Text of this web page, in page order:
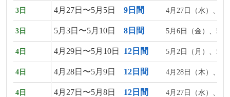
3日 4月27日〜5月5日 9日間 4月27日（水）、4
3日 5月3日〜5月10日 8日間 5月6日（金）、5月
4日 4月29日〜5月10日 12日間 5月2日（月）、5月
4日 4月28日〜5月9日 12日間 4月28日（木）、5
4日 4月27日〜5月8日 12日間 4月27日（水）、4